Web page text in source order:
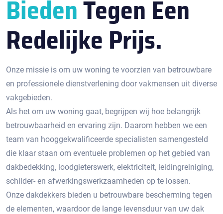
BiedenTegen Een
Redelijke Prijs.
Onze missie is om uw woning te voorzien van betrouwbare
en professionele dienstverlening door vakmensen uit diverse
vakgebieden.
Als het om uw woning gaat, begrijpen wij hoe belangrijk
betrouwbaarheid en ervaring zijn. Daarom hebben we een
team van hooggekwalificeerde specialisten samengesteld
die klaar staan om eventuele problemen op het gebied van
dakbedekking, loodgieterswerk, elektriciteit, leidingreiniging,
schilder- en afwerkingswerkzaamheden op te lossen.
Onze dakdekkers bieden u betrouwbare bescherming tegen
de elementen, waardoor de lange levensduur van uw dak